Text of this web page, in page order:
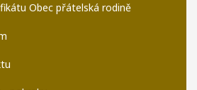
Obec přátelská rodině